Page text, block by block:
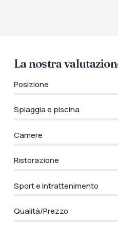
La nostra
Posizione
Spiaggia e piscina
Camere
Ristorazione
Sport e Intrattenimento
Qualità/Prezzo